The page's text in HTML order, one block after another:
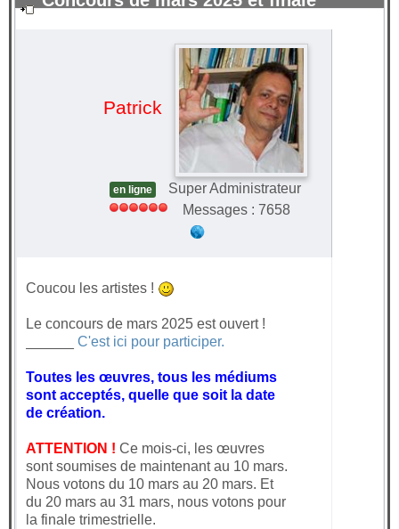
Patrick
en ligne
Super Administrateur
Messages : 7658
Coucou les artistes !
Le concours de mars 2025 est ouvert !
C'est ici pour participer.
Toutes les œuvres, tous les médiums
sont acceptés, quelle que soit la date
de création.
ATTENTION ! Ce mois-ci, les œuvres
sont soumises de maintenant au 10 mars.
Nous votons du 10 mars au 20 mars. Et
du 20 mars au 31 mars, nous votons pour
la finale trimestrielle.